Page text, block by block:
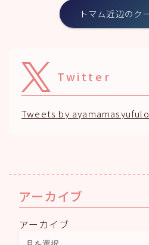
トマム近辺のク
Twitter
Tweets by
アーカイブ
アーカイブ